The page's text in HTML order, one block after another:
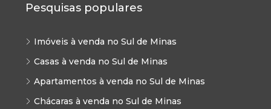
Pesquisas populares
Imóveis à venda no Sul de Minas
Casas à venda no Sul de Minas
Apartamentos à venda no Sul de Minas
Chácaras à venda no Sul de Minas